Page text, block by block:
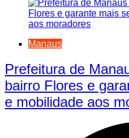
Manaus
Prefeitura de
bairro Flores e
e mobilidade aos